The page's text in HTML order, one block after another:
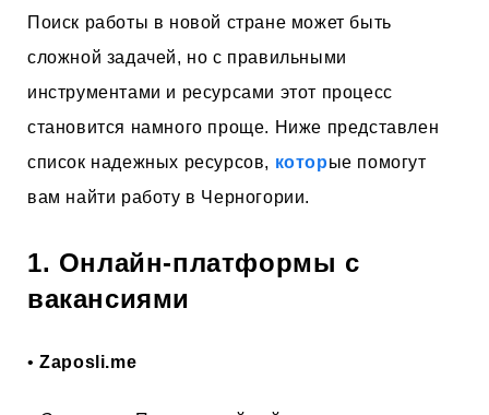
Поиск работы в новой стране может быть
сложной задачей, но с правильными
инструментами и ресурсами этот процесс
становится намного проще. Ниже представлен
список надежных ресурсов, которые помогут
вам найти работу в Черногории.
1. Онлайн-платформы с
вакансиями
•Zaposli.me